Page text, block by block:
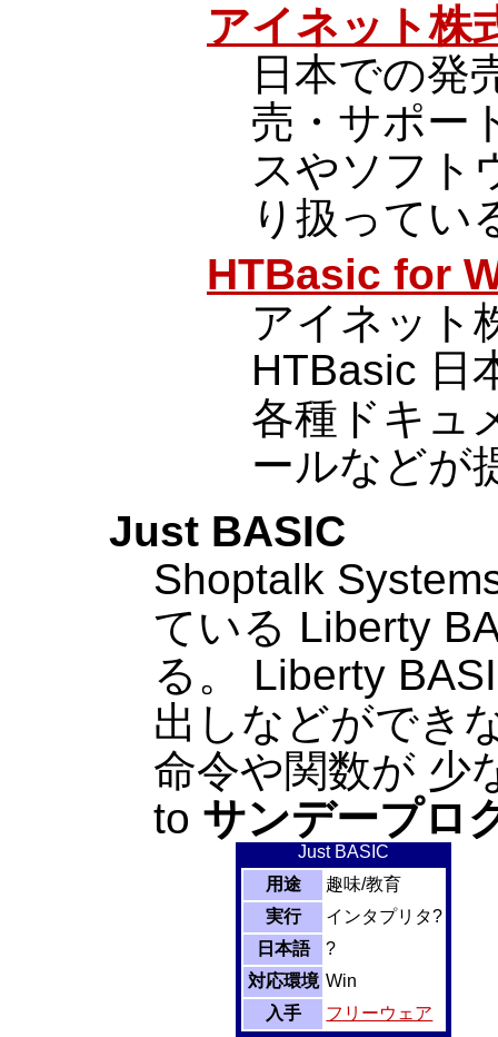
アイネット株
日本での発
売・サポー
スやソフト
り扱ってい
HTBasic for
アイネット
HTBasic 日
各種ドキュ
ールなどが
Just BASIC
Shoptalk
ている Liberty
る。 Liberty
出しなどができ
命令や関数が 少
to サンデープロ
Just BASIC
用途
趣味/教育
実行
インタプリタ?
日本語
?
対応環境 Win
入手
フリーウェア